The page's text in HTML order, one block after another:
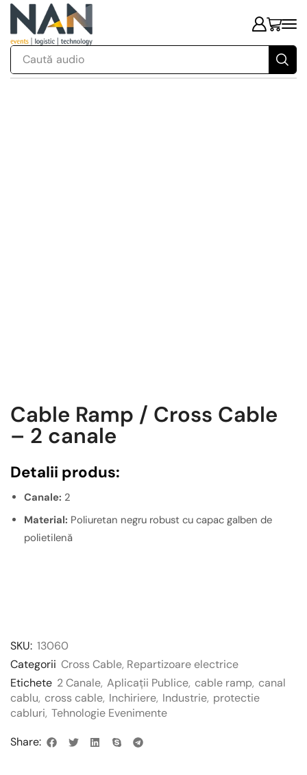
Caută audio
Cable Ramp / Cross Cable
– 2 canale
Detalii produs:
Canale: 2
Material: Poliuretan negru robust cu capac galben de
polietilenă
SKU: 13060
Categorii Cross Cable, Repartizoare electrice
Etichete 2 Canale, Aplicații Publice, cable ramp, canal
cablu, cross cable, Inchiriere, Industrie, protectie
cabluri, Tehnologie Evenimente
Share: